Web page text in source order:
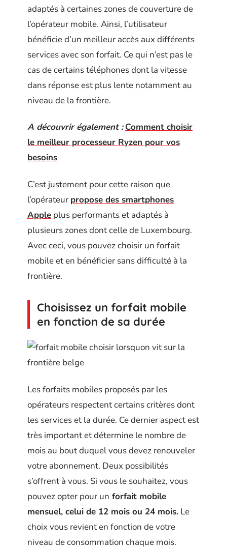
adaptés à certaines zones de couverture de
l’opérateur mobile. Ainsi, l’utilisateur
bénéficie d’un meilleur accès aux différents
services avec son forfait. Ce qui n’est pas le
cas de certains téléphones dont la vitesse
dans réponse est plus lente notamment au
niveau de la frontière.
A découvrir également : Comment choisir
le meilleur processeur Ryzen pour vos
besoins
C’est justement pour cette raison que
l’opérateur propose des smartphones
Apple plus performants et adaptés à
plusieurs zones dont celle de Luxembourg.
Avec ceci, vous pouvez choisir un forfait
mobile et en bénéficier sans difficulté à la
frontière.
Choisissez un forfait mobile
en fonction de sa durée
Les forfaits mobiles proposés par les
opérateurs respectent certains critères dont
les services et la durée. Ce dernier aspect est
très important et détermine le nombre de
mois au bout duquel vous devez renouveler
votre abonnement. Deux possibilités
s’offrent à vous. Si vous le souhaitez, vous
pouvez opter pour un forfait mobile
mensuel, celui de 12 mois ou 24 mois. Le
choix vous revient en fonction de votre
niveau de consommation chaque mois.